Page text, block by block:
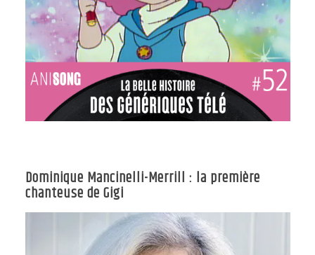
Dominique Mancinelli-Merrill : la première
chanteuse de Gigi